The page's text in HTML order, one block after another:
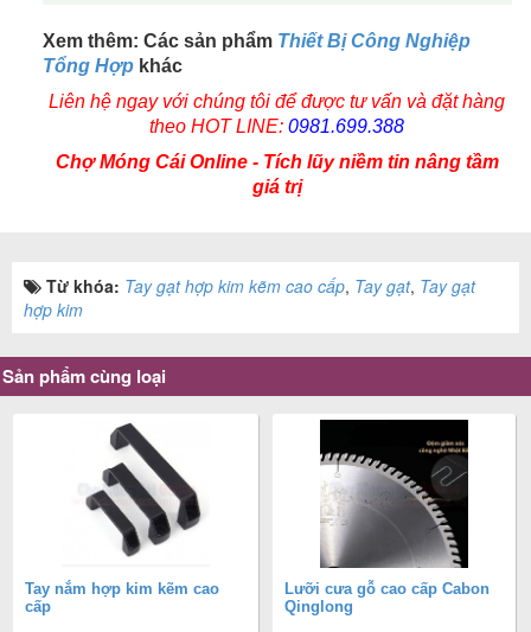
Xem thêm: Các sản phẩm Thiết Bị Công Nghiệp
Tổng Hợp khác
Liên hệ ngay với chúng tôi để được tư vấn và đặt hàng
theo HOT LINE:0981.699.388
Chợ Móng Cái Online - Tích lũy niềm tin nâng tầm
giá trị
Từ khóa: Tay gạt hợp kim kẽm cao cấp, Tay gạt, Tay gạt
hợp kim
Sản phẩm cùng loại
Tay nắm hợp kim kẽm cao
cấp
Lưỡi cưa gỗ cao cấp Cabon
Qinglong